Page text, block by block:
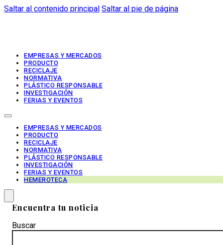
Saltar al contenido principal Saltar al pie de página
EMPRESAS Y MERCADOS
PRODUCTO
RECICLAJE
NORMATIVA
PLÁSTICO RESPONSABLE
INVESTIGACIÓN
FERIAS Y EVENTOS
EMPRESAS Y MERCADOS
PRODUCTO
RECICLAJE
NORMATIVA
PLÁSTICO RESPONSABLE
INVESTIGACIÓN
FERIAS Y EVENTOS
HEMEROTECA
Encuentra tu noticia
Buscar